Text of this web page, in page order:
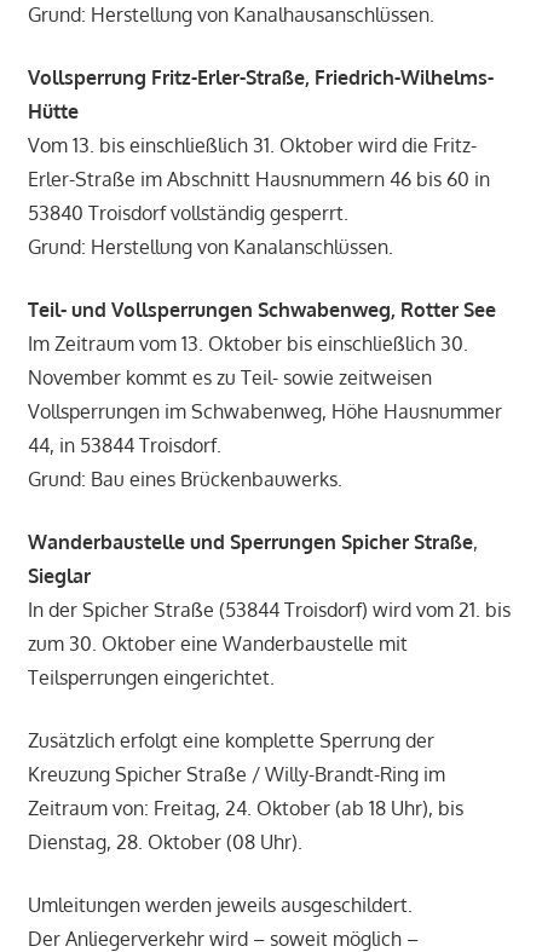
Grund: Herstellung von Kanalhausanschlüssen.
Vollsperrung Fritz-Erler-Straße, Friedrich-Wilhelms-
Hütte
Vom 13. bis einschließlich 31. Oktober wird die Fritz-
Erler-Straße im Abschnitt Hausnummern 46 bis 60 in
53840 Troisdorf vollständig gesperrt.
Grund: Herstellung von Kanalanschlüssen.
Teil- und Vollsperrungen Schwabenweg, Rotter See
Im Zeitraum vom 13. Oktober bis einschließlich 30.
November kommt es zu Teil- sowie zeitweisen
Vollsperrungen im Schwabenweg, Höhe Hausnummer
44, in 53844 Troisdorf.
Grund: Bau eines Brückenbauwerks.
Wanderbaustelle und Sperrungen Spicher Straße,
Sieglar
In der Spicher Straße (53844 Troisdorf) wird vom 21. bis
zum 30. Oktober eine Wanderbaustelle mit
Teilsperrungen eingerichtet.
Zusätzlich erfolgt eine komplette Sperrung der
Kreuzung Spicher Straße / Willy-Brandt-Ring im
Zeitraum von: Freitag, 24. Oktober (ab 18 Uhr), bis
Dienstag, 28. Oktober (08 Uhr).
Umleitungen werden jeweils ausgeschildert.
Der Anliegerverkehr wird – soweit möglich –